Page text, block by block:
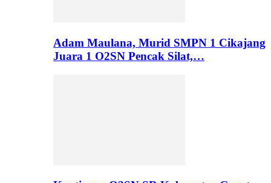
Adam Maulana, Murid SMPN 1 Cikajang
Juara 1 O2SN Pencak Silat,…